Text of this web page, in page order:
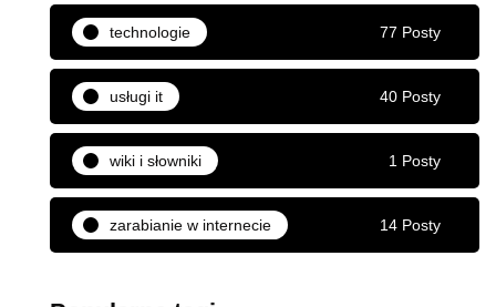
technologie 77 Posty
usługi it 40 Posty
wiki i słowniki 1 Posty
zarabianie w internecie 14 Posty